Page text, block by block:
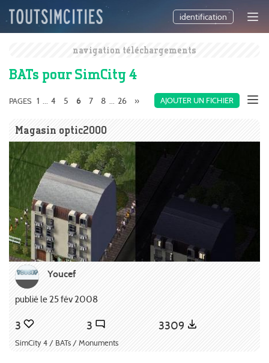
identification
navigation téléchargements
BATs pour SimCity 4
AJOUTER UN FICHIER
PAGES 1 ... 4 5 6 7 8 ... 26 »
Magasin optic2000
Youcef
publié le 25 fév 2008
3 3 3309
SimCity 4 / BATs / Monuments